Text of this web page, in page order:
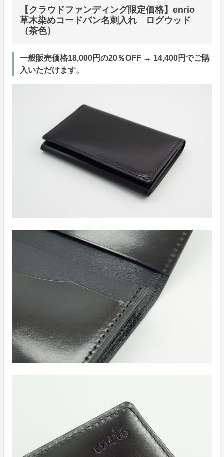
【クラウドファンディング限定価格】enrio
草木染めコードバン名刺入れ ログウッド
（茶色）
一般販売価格18,000円の20％OFF → 14,400円でご購
入いただけます。